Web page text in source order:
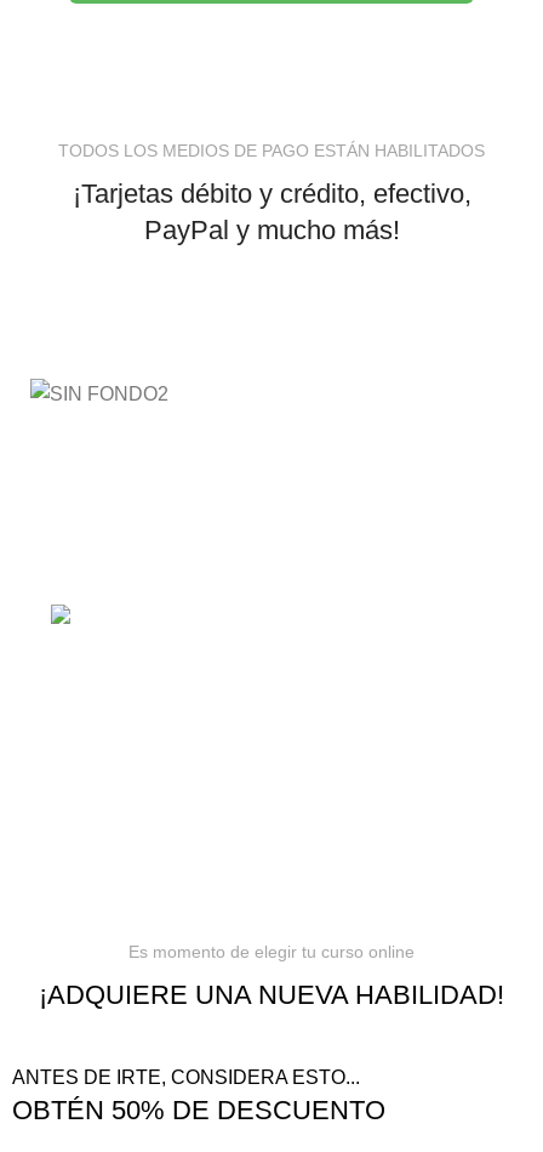
TODOS LOS MEDIOS DE PAGO ESTÁN HABILITADOS
¡Tarjetas débito y crédito, efectivo,
PayPal y mucho más!
Es momento de elegir tu curso online
¡ADQUIERE UNA NUEVA HABILIDAD!
ANTES DE IRTE, CONSIDERA ESTO...
OBTÉN 50% DE DESCUENTO